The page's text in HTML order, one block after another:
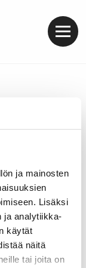
ja mainosten
Lisäksi
ja analytiikka-
käytät
näitä
tai joita on
turkulaisia,
Folk-
folkin
heittämät